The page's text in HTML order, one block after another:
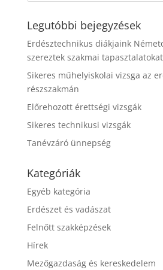
Legutóbbi bejegyzések
Erdésztechnikus diákjaink
szereztek szakmai tapasztalatokat
Sikeres műhelyiskolai vizsga az
részszakmán
Előrehozott érettségi vizsgák
Sikeres technikusi vizsgák
Tanévzáró ünnepség
Kategóriák
Egyéb kategória
Erdészet és vadászat
Felnőtt szakképzések
Hírek
Mezőgazdaság és kereskedelem